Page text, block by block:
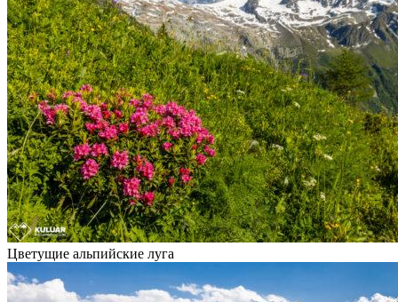
Цветущие альпийские луга